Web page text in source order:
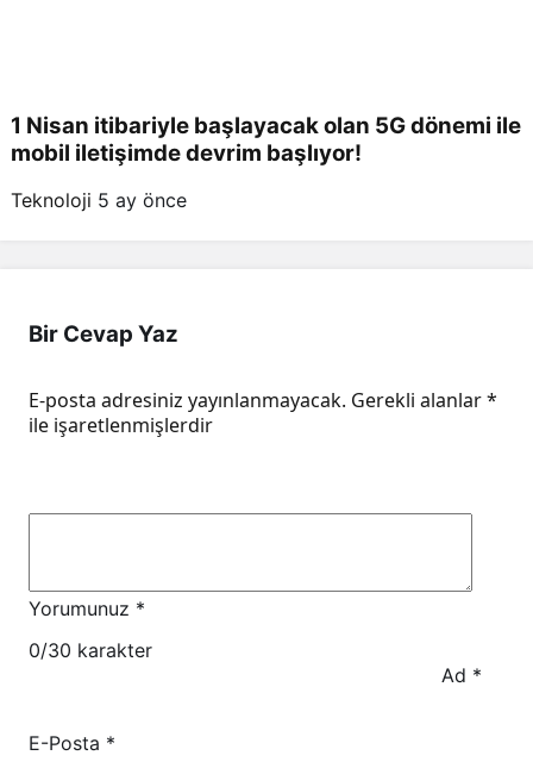
1 Nisan itibariyle başlayacak olan 5G dönemi ile
mobil iletişimde devrim başlıyor!
Teknoloji 5 ay önce
Bir Cevap Yaz
E-posta adresiniz yayınlanmayacak. Gerekli alanlar*
ile işaretlenmişlerdir
Yorumunuz *
0/30 karakter
Ad *
E-Posta *